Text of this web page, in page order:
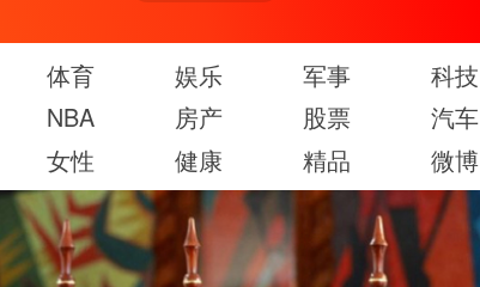
体育 娱乐 军事 科技
NBA 房产 股票 汽车
女性 健康 精品 微博